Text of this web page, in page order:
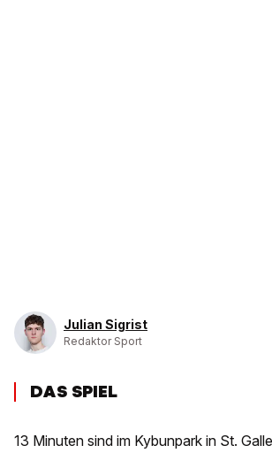
Julian Sigrist
Redaktor Sport
DAS SPIEL
13 Minuten sind im Kybunpark in St.